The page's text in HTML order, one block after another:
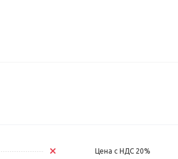
Цена с НДС 20%